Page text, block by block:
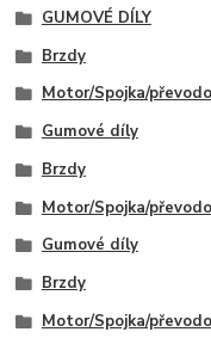
GUMOVÉ DÍLY
Brzdy
Motor/Spojka/
Gumové díly
Brzdy
Motor/Spojka/
Gumové díly
Brzdy
Motor/Spojka/